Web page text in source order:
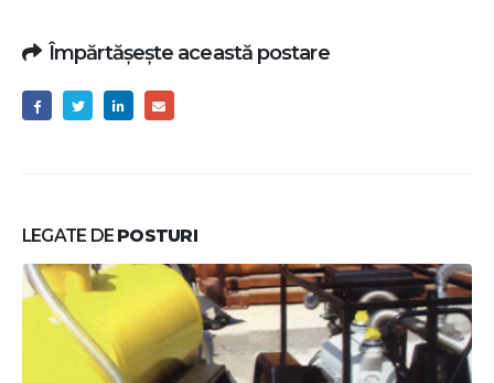
Împărtășește această postare
LEGATE DE POSTURI